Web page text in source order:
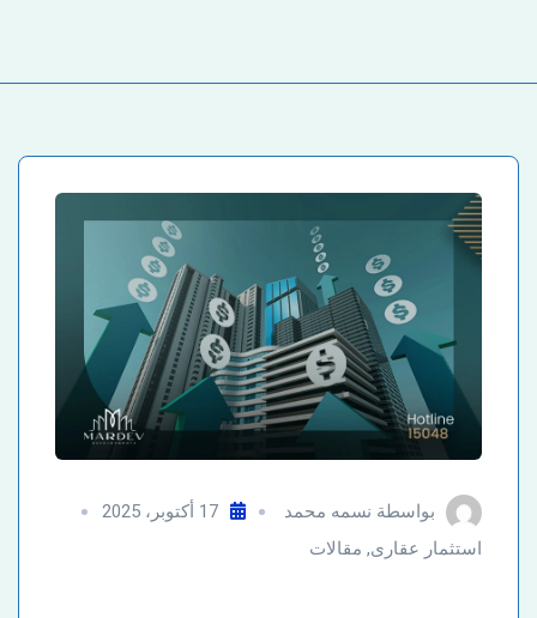
بواسطة نسمه محمد
17 أكتوبر، 2025
استثمار عقارى, مقالات